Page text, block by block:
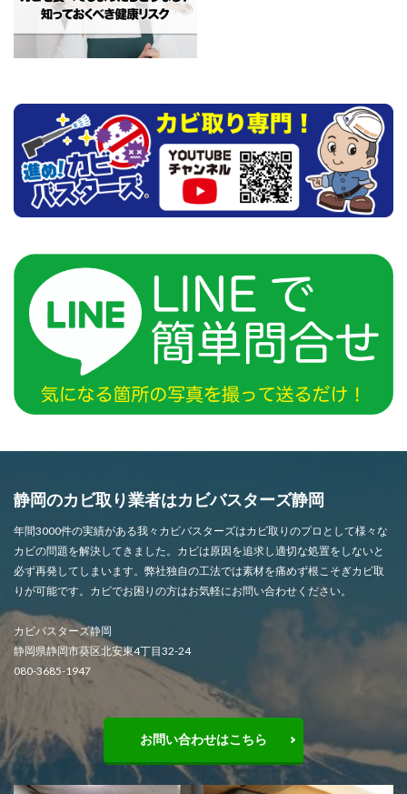
静岡のカビ取り業者はカビバスターズ静岡
年間3000件の実績がある我々カビバスターズはカビ取りのプロとして様々な
カビの問題を解決してきました。カビは原因を追求し適切な処置をしないと
必ず再発してしまいます。弊社独自の工法では素材を痛めず根こそぎカビ取
りが可能です。カビでお困りの方はお気軽にお問い合わせください。
カビバスターズ静岡
静岡県静岡市葵区北安東4丁目32-24
080-3685-1947
お問い合わせはこちら